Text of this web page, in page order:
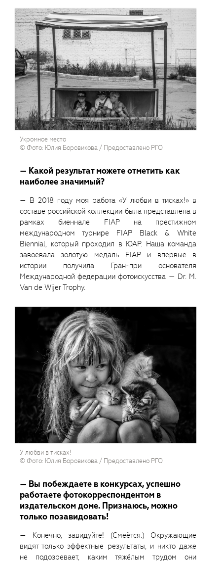
Укромное место
© Фото: Юлия Боровикова / Предоставлено РГО
— Какой результат можете отметить как
наиболее значимый?
— В 2018 году моя работа «У любви в тисках!» в
составе российской коллекции была представлена в
рамках биеннале FIAP на престижном
международном турнире FIAP Black & White
Biennial, который проходил в ЮАР. Наша команда
завоевала золотую медаль FIAP и впервые в
истории получила Гран-при основателя
Международной федерации фотоискусства — Dr. M.
Van de Wijer Trophy.
У любви в тисках!
© Фото: Юлия Боровикова / Предоставлено РГО
— Вы побеждаете в конкурсах, успешно
работаете фотокорреспондентом в
издательском доме. Признаюсь, можно
только позавидовать!
— Конечно, завидуйте! (Смеётся.) Окружающие
видят только эффектные результаты, и никто даже
не подозревает, каким тяжёлым трудом они